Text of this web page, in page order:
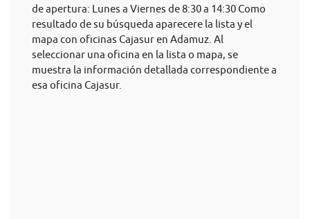
de apertura: Lunes a Viernes de 8:30 a 14:30 Como
resultado de su búsqueda aparecere la lista y el
mapa con oficinas Cajasur en Adamuz. Al
seleccionar una oficina en la lista o mapa, se
muestra la información detallada correspondiente a
esa oficina Cajasur.